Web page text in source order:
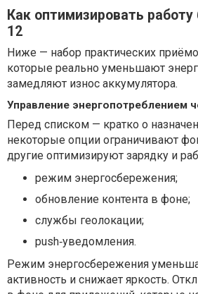
Как оптимизировать
12
Ниже — набор практических
которые реально уменьшают
замедляют износ аккумулятора.
Управление энергопотреблением
Перед списком — кратко о
некоторые опции ограничивают
другие оптимизируют зарядку и
режим энергосбережения;
обновление контента в фоне;
службы геолокации;
push‑уведомления.
Режим энергосбережения
активность и снижает яркость.